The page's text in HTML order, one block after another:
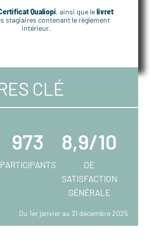
Qualiopi, ainsi que lelivret
stagiaires contenant le règlement
intérieur.
CLÉ
973
PARTICIPANTS
8,9/10
DE
SATISFACTION
GÉNÉRALE
Du 1er janvier au 31 décembre 2025